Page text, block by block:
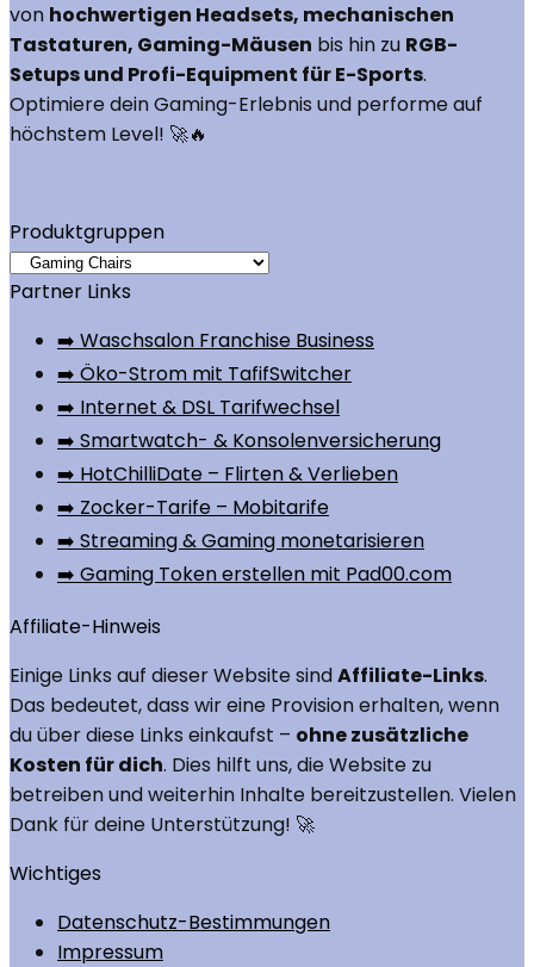
von hochwertigen Headsets, mechanischen
Tastaturen, Gaming-Mäusen bis hin zu RGB-
Setups und Profi-Equipment für E-Sports.
Optimiere dein Gaming-Erlebnis und performe auf
höchstem Level! 🚀🔥
Produktgruppen
Partner Links
➡️ Waschsalon Franchise Business
➡️ Öko-Strom mit TafifSwitcher
➡️ Internet & DSL Tarifwechsel
➡️ Smartwatch- & Konsolenversicherung
➡️ HotChilliDate – Flirten & Verlieben
➡️ Zocker-Tarife – Mobitarife
➡️ Streaming & Gaming monetarisieren
➡️ Gaming Token erstellen mit Pad00.com
Affiliate-Hinweis
Einige Links auf dieser Website sindAffiliate-Links.
Das bedeutet, dass wir eine Provision erhalten, wenn
du über diese Links einkaufst – ohne zusätzliche
Kosten für dich. Dies hilft uns, die Website zu
betreiben und weiterhin Inhalte bereitzustellen. Vielen
Dank für deine Unterstützung! 🚀
Wichtiges
Datenschutz-Bestimmungen
Impressum